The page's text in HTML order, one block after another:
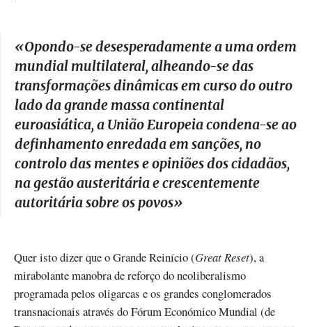
«Opondo-se desesperadamente a uma ordem
mundial multilateral, alheando-se das
transformações dinâmicas em curso do outro
lado da grande massa continental
euroasiática, a União Europeia condena-se ao
definhamento enredada em sanções, no
controlo das mentes e opiniões dos cidadãos,
na gestão austeritária e crescentemente
autoritária sobre os povos»
Quer isto dizer que o Grande Reinício (Great Reset), a
mirabolante manobra de reforço do neoliberalismo
programada pelos oligarcas e os grandes conglomerados
transnacionais através do Fórum Económico Mundial (de